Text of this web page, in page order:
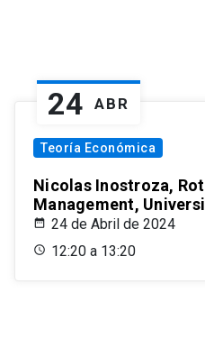
24 ABR
Teoría Económica
Nicolas Inostroza,
Management,
24 de Abril de 2024
12:20 a 13:20